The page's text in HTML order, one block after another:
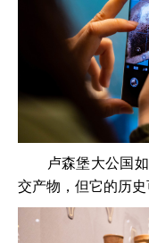
卢森堡大公国如
交产物，但它的历史